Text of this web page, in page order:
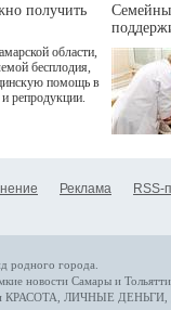
получить
области,
бесплодия,
помощь в
репродукции.
Реклама RSS-
города.
новости Самары и Тольятти,
КРАСОТА ЛИЧНЫЕ ДЕНЬГИ